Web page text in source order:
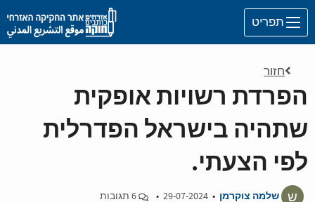
Skip to main content
חזור
הפרדת רשויות אופקית
שתהיה בישראל הפדרלית
לפי הצעתי.
ש שלמה צוקרמן •
• 6 תגובות